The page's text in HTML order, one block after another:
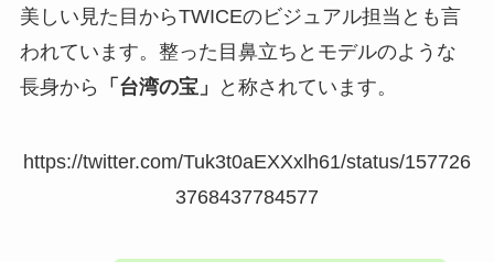
美しい見た目からTWICEのビジュアル担当とも言
われています。整った目鼻立ちとモデルのような
長身から
「台湾の宝」 と称されています。
https://twitter.com/Tuk3t0aEXXxlh61/status/157726
3768437784577